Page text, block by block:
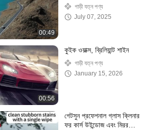
00:49
এস্টার-ভিত্তিক ফর্মুলা
গাড়ী যত্ন পণ্য
July 07, 2025
00:56
কুইক ওয়াক্স, ব্রিলিয়ান্ট শাইন
গাড়ী যত্ন পণ্য
January 15, 2026
গেটসুন প্রফেশনাল গ্লাস ক্লিনার
ফর কার্স উইন্ডোজ এবং মিরর